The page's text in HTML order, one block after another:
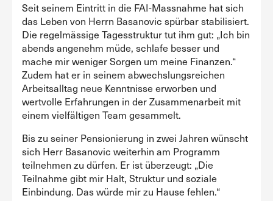
Seit seinem Eintritt in die FAI-Massnahme hat sich
das Leben von Herrn Basanovic spürbar stabilisiert.
Die regelmässige Tagesstruktur tut ihm gut: „Ich bin
abends angenehm müde, schlafe besser und
mache mir weniger Sorgen um meine Finanzen.“
Zudem hat er in seinem abwechslungsreichen
Arbeitsalltag neue Kenntnisse erworben und
wertvolle Erfahrungen in der Zusammenarbeit mit
einem vielfältigen Team gesammelt.
Bis zu seiner Pensionierung in zwei Jahren wünscht
sich Herr Basanovic weiterhin am Programm
teilnehmen zu dürfen. Er ist überzeugt: „Die
Teilnahme gibt mir Halt, Struktur und soziale
Einbindung. Das würde mir zu Hause fehlen.“